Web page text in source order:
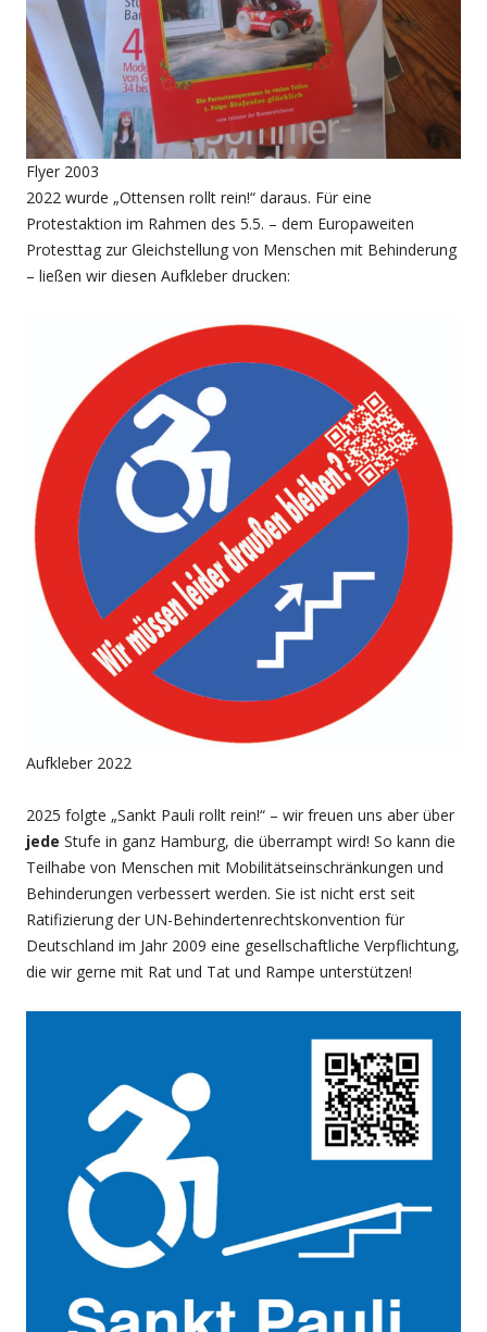
Flyer 2003
2022 wurde „Ottensen rollt rein!“ daraus. Für eine
Protestaktion im Rahmen des 5.5. – dem Europaweiten
Protesttag zur Gleichstellung von Menschen mit Behinderung
– ließen wir diesen Aufkleber drucken:
Aufkleber 2022
2025 folgte „Sankt Pauli rollt rein!“ – wir freuen uns aber über
jede Stufe in ganz Hamburg, die überrampt wird! So kann die
Teilhabe von Menschen mit Mobilitätseinschränkungen und
Behinderungen verbessert werden. Sie ist nicht erst seit
Ratifizierung der UN-Behindertenrechtskonvention für
Deutschland im Jahr 2009 eine gesellschaftliche Verpflichtung,
die wir gerne mit Rat und Tat und Rampe unterstützen!